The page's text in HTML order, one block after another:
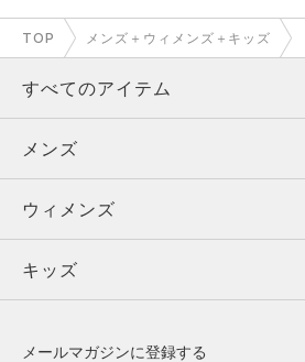
TOP メンズ＋ウィメンズ＋キッズ
すべてのアイテム
メンズ
ウィメンズ
キッズ
メンズ
トップス
ボトムス
ウィメンズ
トップス
キッズ
メールマガジンに登録する